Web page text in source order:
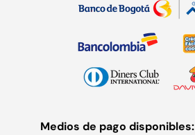
Medios de pago disponibles: